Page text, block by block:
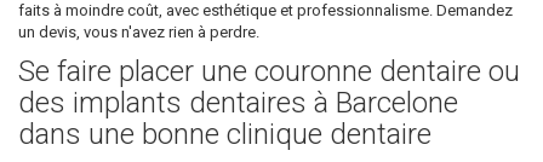
faits à moindre coût, avec esthétique et professionnalisme. Demandez
un devis, vous n'avez rien à perdre.
Se faire placer une couronne dentaire ou
des implants dentaires à Barcelone
dans une bonne clinique dentaire